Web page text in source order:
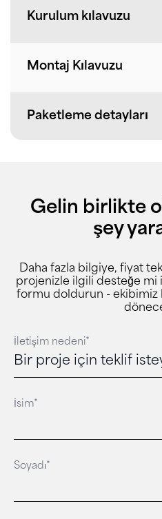
Kurulum kılavuzu
Montaj Kılavuzu
Paketleme detayları
Gelin birlikte
şey
Daha fazla bilgiye, fiyat
projenizle ilgili desteğe mi
formu doldurun - ekibimiz
İletişim nedeni*
İsim*
Soyadı*